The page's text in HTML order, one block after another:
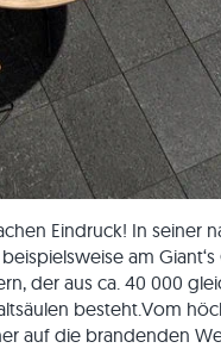
Eindruck! In seiner
am
der aus ca. 40 000
besteht.Vom
auf die brandenden